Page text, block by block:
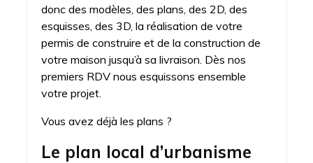
donc des modèles, des plans, des 2D, des
esquisses, des 3D, la réalisation de votre
permis de construire et de la construction de
votre maison jusqu’à sa livraison. Dès nos
premiers RDV nous esquissons ensemble
votre projet.
Vous avez déjà les plans ?
Le plan local d’urbanisme